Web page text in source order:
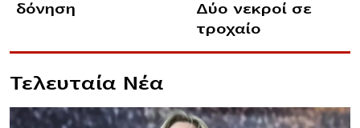
δόνηση
Δύο νεκροί σε
τροχαίο
Τελευταία Νέα